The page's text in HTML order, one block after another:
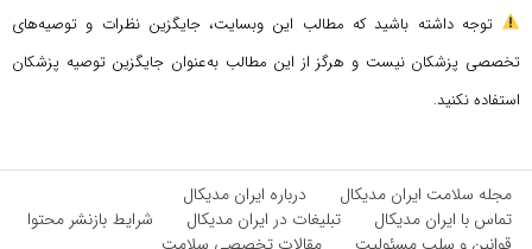
توجه داشته باشید که مطالب این وبسایت، جایگزین نظرات و توصیه‌های
تخصصی پزشکان نیست و هرگز از این مطالب به‌عنوان جایگزین توصیه پزشکان
استفاده نکنید.
مجله سلامت ایران مدیکال
درباره ایران مدیکال
تماس با ایران مدیکال
تبلیغات در ایران مدیکال
شرایط بازنشر محتوا